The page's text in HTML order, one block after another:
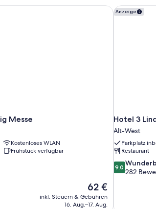
Messe
Kostenloses WLAN
Frühstück verfügbar
Der
Preis
beträgt
62 €
inkl. Steuern & Gebühren
16. Aug.–17. Aug.
Messe Anzeige
Hotel 3
Alt-West
Parkplatz
Restaurant
9.0
von
Bewertungen
9,0
282
Hotel 3